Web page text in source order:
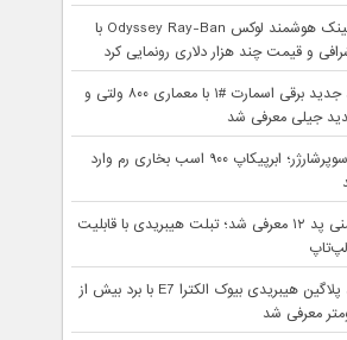
کاویار از عینک هوشمند لوکس Odyssey Ray-Ban با
و قیمت چند هزار دلاری رونمایی کرد
شاسی‌بلند جدید برقی اسمارت #۱ با معماری ۸۰۰ ولتی و
جیلی معرفی شد
رامبل بی سوپرشارژر؛ ابرپیکاپ ۹۰۰ اسب بخاری رم وارد
اچ پی اومنی پد ۱۲ معرفی شد؛ تبلت هیبریدی با قابلیت
شاسی‌بلند پلاگین هیبریدی بیوک الکترا E7 با برد بیش از